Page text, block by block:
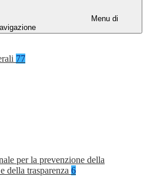
Menu di
77
per la prevenzione della
della trasparenza 6